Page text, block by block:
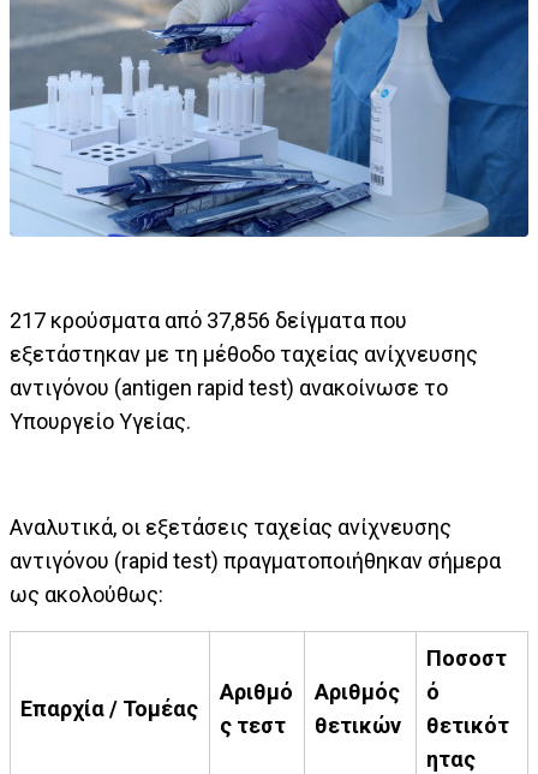
217 κρούσματα από 37,856 δείγματα που
εξετάστηκαν με τη μέθοδο ταχείας ανίχνευσης
αντιγόνου (antigen rapid test) ανακοίνωσε το
Υπουργείο Υγείας.
Αναλυτικά, οι εξετάσεις ταχείας ανίχνευσης
αντιγόνου (rapid test) πραγματοποιήθηκαν σήμερα
ως ακολούθως:
Επαρχία / Τομέας
Αριθμό
ς τεστ
Αριθμός
θετικών
Ποσοστ
ό
θετικότ
ητας